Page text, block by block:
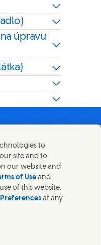
úpravu
on Facebook
this page on X
Share this page on Linked
Share this page on
a tímom špecialistov
svete.
to
site and to
our website and
of Useand
of this website.
at any